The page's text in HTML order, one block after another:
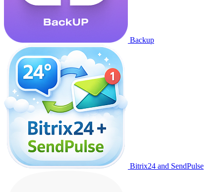
Backup
Bitrix24 and SendPulse